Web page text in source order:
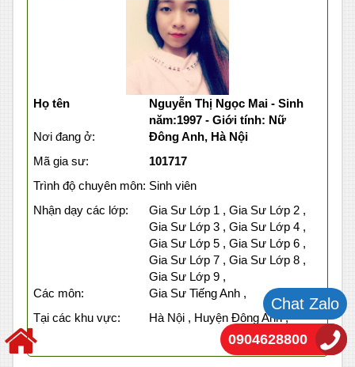
Họ tên
Nguyễn Thị Ngọc Mai - Sinh
năm:1997 - Giới tính: Nữ
Nơi đang ở:
Đông Anh, Hà Nội
Mã gia sư:
101717
Trình độ chuyên môn: Sinh viên
Nhận dạy các lớp:
Gia Sư Lớp 1 , Gia Sư Lớp 2 ,
Gia Sư Lớp 3 , Gia Sư Lớp 4 ,
Gia Sư Lớp 5 , Gia Sư Lớp 6 ,
Gia Sư Lớp 7 , Gia Sư Lớp 8 ,
Gia Sư Lớp 9 ,
Các môn:
Gia Sư Tiếng Anh ,
Tại các khu vực:
Hà Nội , Huyện Đông Anh ,
Xem chi tiết
Chat Zalo
0904628800